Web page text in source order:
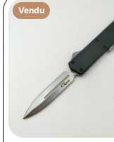
Vendu